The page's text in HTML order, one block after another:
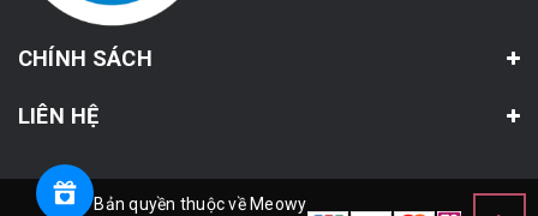
CHÍNH SÁCH
LIÊN HỆ
© Bản quyền thuộc về Meowy